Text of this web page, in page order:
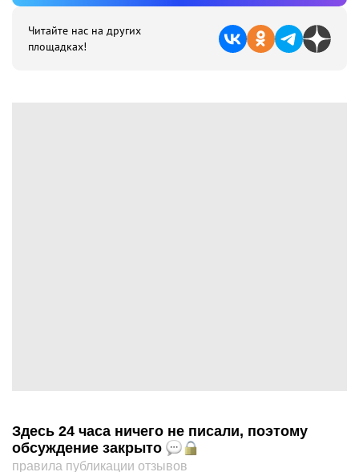
Читайте нас на других
площадках!
Здесь 24 часа ничего не писали, поэтому
обсуждение закрыто
правила публикации отзывов